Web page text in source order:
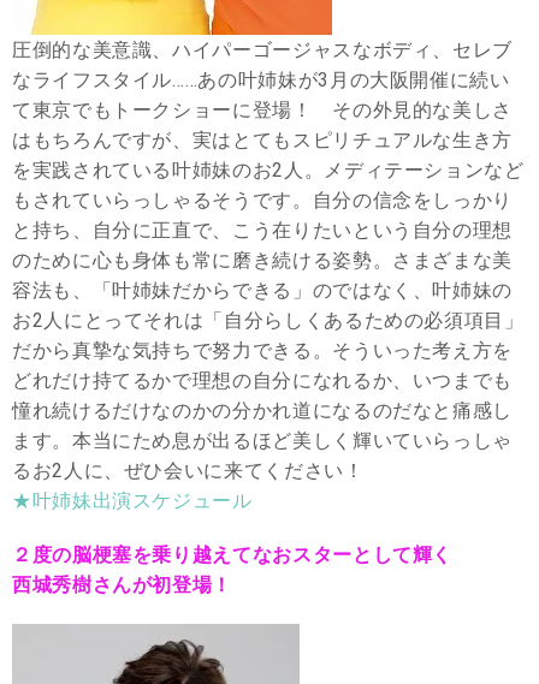
圧倒的な美意識、ハイパーゴージャスなボディ、セレブ
なライフスタイル……あの叶姉妹が3月の大阪開催に続い
て東京でもトークショーに登場！ その外見的な美しさ
はもちろんですが、実はとてもスピリチュアルな生き方
を実践されている叶姉妹のお2人。メディテーションなど
もされていらっしゃるそうです。自分の信念をしっかり
と持ち、自分に正直で、こう在りたいという自分の理想
のために心も身体も常に磨き続ける姿勢。さまざまな美
容法も、「叶姉妹だからできる」のではなく、叶姉妹の
お2人にとってそれは「自分らしくあるための必須項目」
だから真摯な気持ちで努力できる。そういった考え方を
どれだけ持てるかで理想の自分になれるか、いつまでも
憧れ続けるだけなのかの分かれ道になるのだなと痛感し
ます。本当にため息が出るほど美しく輝いていらっしゃ
るお2人に、ぜひ会いに来てください！
★叶姉妹出演スケジュール
２度の脳梗塞を乗り越えてなおスターとして輝く
西城秀樹さんが初登場！